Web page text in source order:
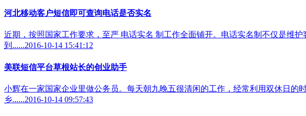
河北移动客户短信即可查询电话是否实名
近期，按照国家工作要求，至严 电话实名 制工作全面铺开。电话实名制不仅是维
到......2016-10-14 15:41:12
美联短信平台草根站长的创业助手
小辉在一家国家企业里做公务员。每天朝九晚五很清闲的工作，经常利用双休日
乡......2016-10-14 09:57:43